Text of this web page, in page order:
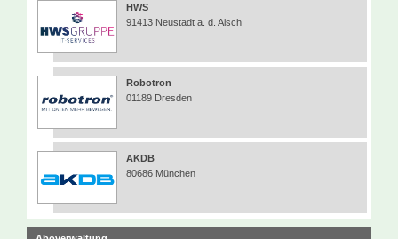
HWS
91413 Neustadt a. d. Aisch
Robotron
01189 Dresden
AKDB
80686 München